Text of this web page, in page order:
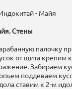
- Майя
Стены
палочку
от щита крепим
Забираем
поддеваем
ставим к 2-м